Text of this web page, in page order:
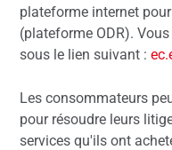
plateforme internet
(plateforme ODR).
sous le lien suivant :
Les consommateurs
pour résoudre leurs
services qu'ils ont